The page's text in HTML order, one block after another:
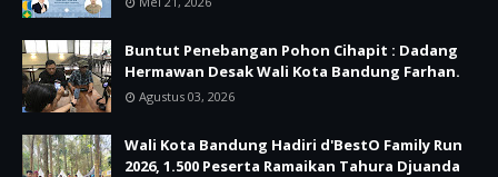
Buntut Penebangan Pohon Cihapit : Dadang
Hermawan Desak Wali Kota Bandung Farhan.
Agustus 03, 2026
Wali Kota Bandung Hadiri d'BestO Family Run
2026, 1.500 Peserta Ramaikan Tahura Djuanda